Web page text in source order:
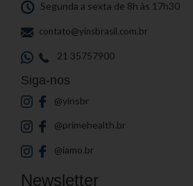
Segunda a sexta de 8h às 17h30
contato@yinsbrasil.com.br
21 35757900
Siga-nos
@yinsbr
@primehealth.br
@iamo.br
Newsletter